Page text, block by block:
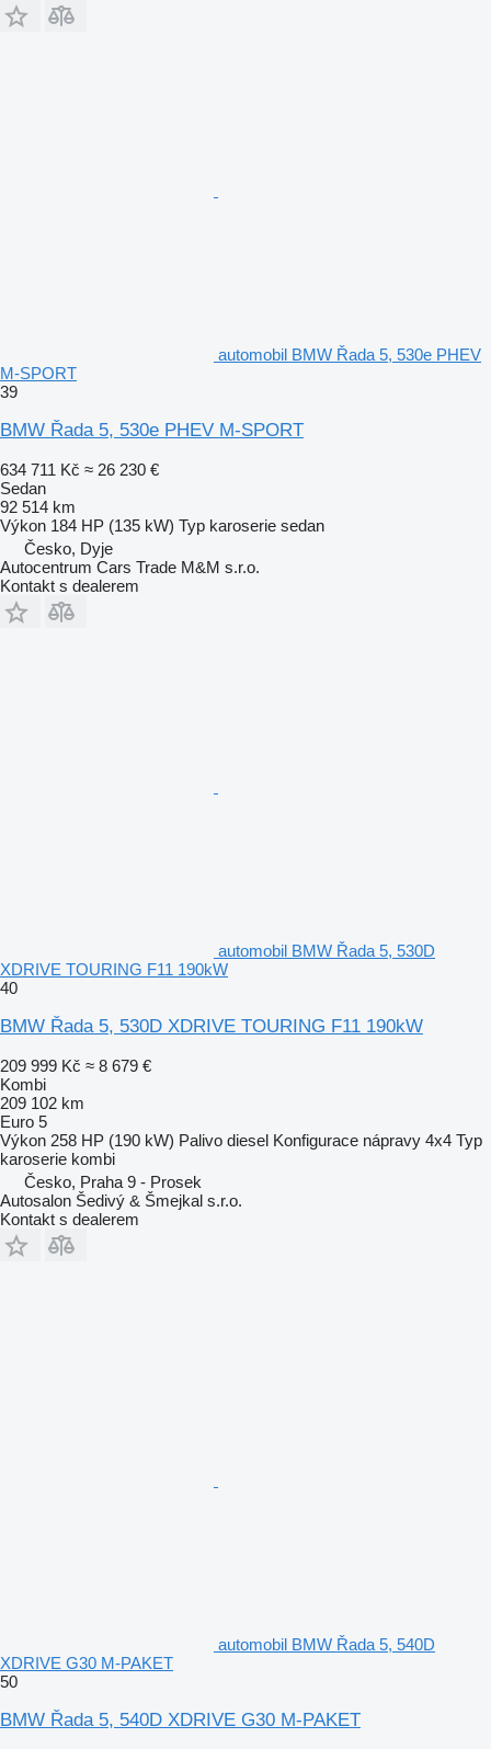
automobil BMW Řada 5, 530e PHEV
M-SPORT
39
BMW Řada 5, 530e PHEV M-SPORT
634 711 Kč ≈ 26 230 €
Sedan
92 514 km
Výkon 184 HP (135 kW) Typ karoserie sedan
Česko, Dyje
Autocentrum Cars Trade M&M s.r.o.
Kontakt s dealerem
automobil BMW Řada 5, 530D
XDRIVE TOURING F11 190kW
40
BMW Řada 5, 530D XDRIVE TOURING F11 190kW
209 999 Kč ≈ 8 679 €
Kombi
209 102 km
Euro 5
Výkon 258 HP (190 kW) Palivo diesel Konfigurace nápravy 4x4 Typ
karoserie kombi
Česko, Praha 9 - Prosek
Autosalon Šedivý & Šmejkal s.r.o.
Kontakt s dealerem
automobil BMW Řada 5, 540D
XDRIVE G30 M-PAKET
50
BMW Řada 5, 540D XDRIVE G30 M-PAKET